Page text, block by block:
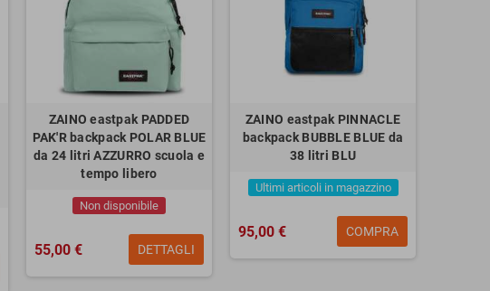
ZAINO eastpak PADDED
PAK'R backpack POLAR BLUE
da 24 litri AZZURRO scuola e
tempo libero
Non disponibile
55,00 € DETTAGLI
ZAINO eastpak PINNACLE
backpack BUBBLE BLUE da
38 litri BLU
Ultimi articoli in magazzino
95,00 € COMPRA